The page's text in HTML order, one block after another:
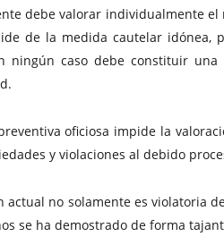
debe valorar individualmente
de la medida cautelar idónea,
ningún caso debe constituir
oficiosa impide la
y violaciones al debido
actual no solamente es violatoria
se ha demostrado de forma